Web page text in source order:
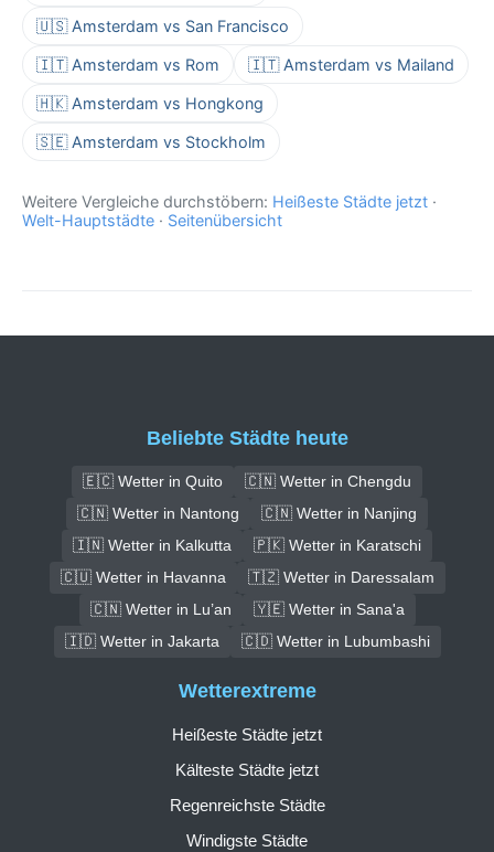
🇺🇸 Amsterdam vs San Francisco
🇮🇹 Amsterdam vs Rom 🇮🇹 Amsterdam vs Mailand
🇭🇰 Amsterdam vs Hongkong
🇸🇪 Amsterdam vs Stockholm
Weitere Vergleiche durchstöbern: Heißeste Städte jetzt ·
Welt-Hauptstädte · Seitenübersicht
Beliebte Städte heute
🇪🇨 Wetter in Quito
🇨🇳 Wetter in Chengdu
🇨🇳 Wetter in Nantong
🇨🇳 Wetter in Nanjing
🇮🇳 Wetter in Kalkutta
🇵🇰 Wetter in Karatschi
🇨🇺 Wetter in Havanna
🇹🇿 Wetter in Daressalam
🇨🇳 Wetter in Lu’an
🇾🇪 Wetter in Sana'a
🇮🇩 Wetter in Jakarta
🇨🇩 Wetter in Lubumbashi
Wetterextreme
Heißeste Städte jetzt
Kälteste Städte jetzt
Regenreichste Städte
Windigste Städte